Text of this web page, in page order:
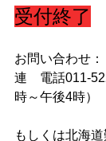
受付終了
お問い合わせ
連　電話011-
時～午後4時）
もしくは北海